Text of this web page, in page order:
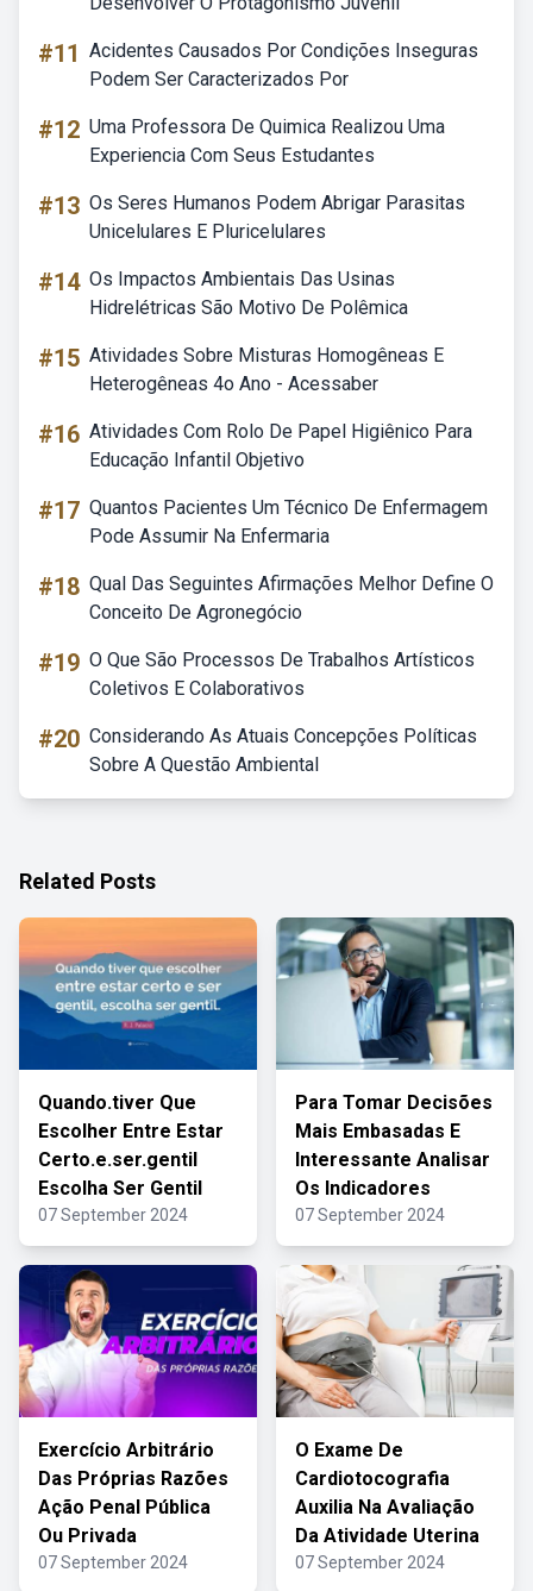
#11 Acidentes Causados Por Condições Inseguras
Podem Ser Caracterizados Por
#12 Uma Professora De Quimica Realizou Uma
Experiencia Com Seus Estudantes
#13 Os Seres Humanos Podem Abrigar Parasitas
Unicelulares E Pluricelulares
#14 Os Impactos Ambientais Das Usinas
Hidrelétricas São Motivo De Polêmica
#15 Atividades Sobre Misturas Homogêneas E
Heterogêneas 4o Ano - Acessaber
#16 Atividades Com Rolo De Papel Higiênico Para
Educação Infantil Objetivo
#17 Quantos Pacientes Um Técnico De Enfermagem
Pode Assumir Na Enfermaria
#18 Qual Das Seguintes Afirmações Melhor Define O
Conceito De Agronegócio
#19 O Que São Processos De Trabalhos Artísticos
Coletivos E Colaborativos
#20 Considerando As Atuais Concepções Políticas
Sobre A Questão Ambiental
Related Posts
Quando.tiver Que
Escolher Entre Estar
Certo.e.ser.gentil
Escolha Ser Gentil
07 September 2024
Para Tomar Decisões
Mais Embasadas E
Interessante Analisar
Os Indicadores
07 September 2024
Exercício Arbitrário
Das Próprias Razões
Ação Penal Pública
Ou Privada
07 September 2024
O Exame De
Cardiotocografia
Auxilia Na Avaliação
Da Atividade Uterina
07 September 2024